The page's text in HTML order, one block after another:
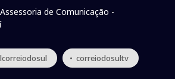
de Comunicação -
• correiodosultv